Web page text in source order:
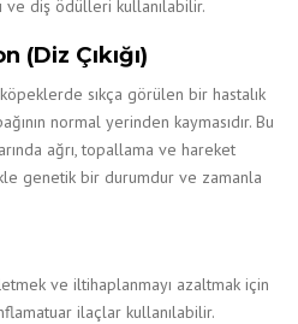
ve diş ödülleri kullanılabilir.
(Diz Çıkığı)
sıkça görülen bir hastalık
normal yerinden kaymasıdır. Bu
ağrı, topallama ve hareket
genetik bir durumdur ve zamanla
ve iltihaplanmayı azaltmak için
ilaçlar kullanılabilir.